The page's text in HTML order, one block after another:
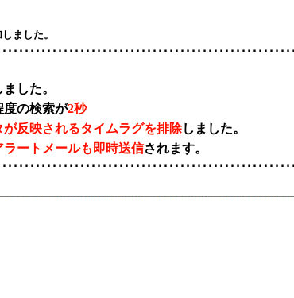
ました。
････････････････････････････････････････････････････
した。
度の検索が2秒
反映されるタイムラグを排除しました。
ラートメールも即時送信されます。
････････････････････････････････････････････････････